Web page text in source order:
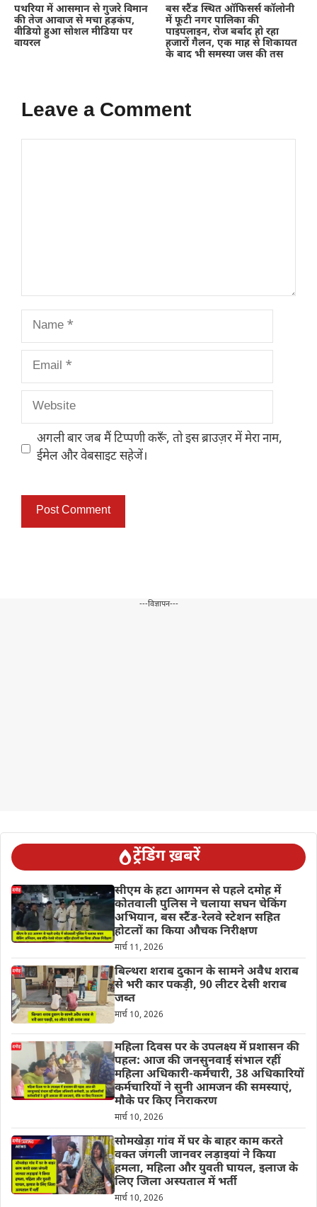
पथरिया में आसमान से गुजरे विमान
की तेज आवाज से मचा हड़कंप,
वीडियो हुआ सोशल मीडिया पर
वायरल
बस स्टैंड स्थित ऑफिसर्स कॉलोनी
में फूटी नगर पालिका की
पाइपलाइन, रोज बर्बाद हो रहा
हजारों गैलन, एक माह से शिकायत
के बाद भी समस्या जस की तस
Leave a Comment
Name
Email
Website
अगली बार जब मैं टिप्पणी करूँ, तो इस ब्राउज़र में मेरा नाम,
ईमेल और वेबसाइट सहेजें।
---विज्ञापन---
ट्रेंडिंग ख़बरें
सीएम के हटा आगमन से पहले दमोह में
कोतवाली पुलिस ने चलाया सघन चेकिंग
अभियान, बस स्टैंड-रेलवे स्टेशन सहित
होटलों का किया औचक निरीक्षण
मार्च 11, 2026
बिल्थरा शराब दुकान के सामने अवैध शराब
से भरी कार पकड़ी, 90 लीटर देसी शराब
जब्त
मार्च 10, 2026
महिला दिवस पर के उपलक्ष्य में प्रशासन की
पहल: आज की जनसुनवाई संभाल रहीं
महिला अधिकारी-कर्मचारी, 38 अधिकारियों
कर्मचारियों ने सुनी आमजन की समस्याएं,
मौके पर किए निराकरण
मार्च 10, 2026
सोमखेड़ा गांव में घर के बाहर काम करते
वक्त जंगली जानवर लड़ाइयां ने किया
हमला, महिला और युवती घायल, इलाज के
लिए जिला अस्पताल में भर्ती
मार्च 10, 2026